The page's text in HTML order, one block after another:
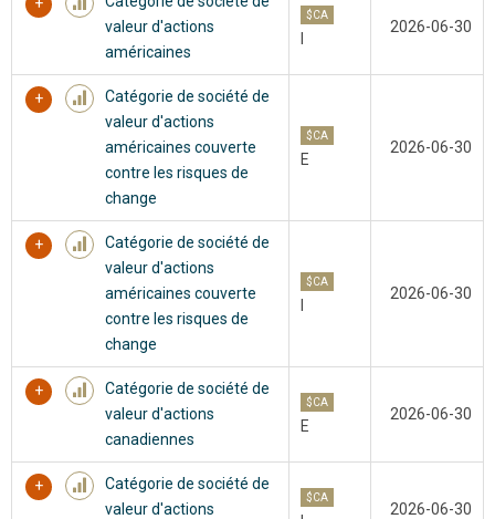
valeur d'actions
américaines
$CA
2026-06-30
Catégorie de société de
valeur d'actions
américaines couverte
contre les risques de
change
$CA
E
2026-06-30
Catégorie de société de
valeur d'actions
américaines couverte
contre les risques de
change
$CA
2026-06-30
Catégorie de société de
valeur d'actions
canadiennes
$CA
E
2026-06-30
Catégorie de société de
valeur d'actions
$CA
2026-06-30